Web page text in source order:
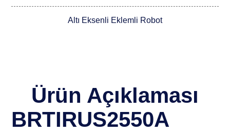
Altı Eksenli Eklemli Robot
Ürün Açıklaması
BRTIRUS2550A